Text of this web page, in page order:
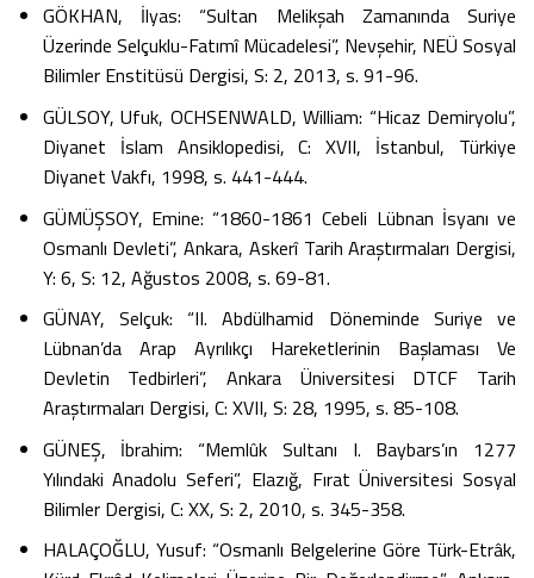
GÖKHAN, İlyas: “Sultan Melikşah Zamanında Suriye
Üzerinde Selçuklu-Fatımî Mücadelesi”, Nevşehir, NEÜ Sosyal
Bilimler Enstitüsü Dergisi, S: 2, 2013, s. 91-96.
GÜLSOY, Ufuk, OCHSENWALD, William: “Hicaz Demiryolu”,
Diyanet İslam Ansiklopedisi, C: XVII, İstanbul, Türkiye
Diyanet Vakfı, 1998, s. 441-444.
GÜMÜŞSOY, Emine: “1860-1861 Cebeli Lübnan İsyanı ve
Osmanlı Devleti”, Ankara, Askerî Tarih Araştırmaları Dergisi,
Y: 6, S: 12, Ağustos 2008, s. 69-81.
GÜNAY, Selçuk: “II. Abdülhamid Döneminde Suriye ve
Lübnan’da Arap Ayrılıkçı Hareketlerinin Başlaması Ve
Devletin Tedbirleri”, Ankara Üniversitesi DTCF Tarih
Araştırmaları Dergisi, C: XVII, S: 28, 1995, s. 85-108.
GÜNEŞ, İbrahim: “Memlûk Sultanı I. Baybars’ın 1277
Yılındaki Anadolu Seferi”, Elazığ, Fırat Üniversitesi Sosyal
Bilimler Dergisi, C: XX, S: 2, 2010, s. 345-358.
HALAÇOĞLU, Yusuf: “Osmanlı Belgelerine Göre Türk-Etrâk,